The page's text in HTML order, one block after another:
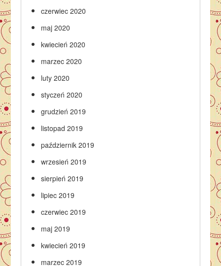
czerwiec 2020
maj 2020
kwiecień 2020
marzec 2020
luty 2020
styczeń 2020
grudzień 2019
listopad 2019
październik 2019
wrzesień 2019
sierpień 2019
lipiec 2019
czerwiec 2019
maj 2019
kwiecień 2019
marzec 2019